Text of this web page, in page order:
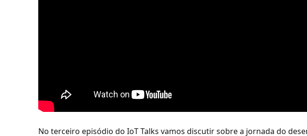
No terceiro episódio do IoT Talks vamos discutir sobre a jornada do